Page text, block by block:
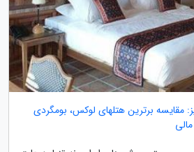
مقایسه برترین هتلهای لوکس، بومگردی